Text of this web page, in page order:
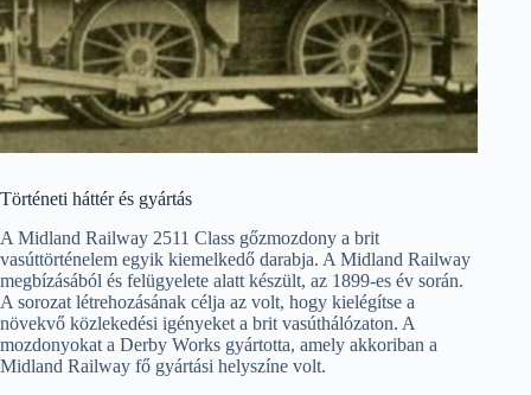
Történeti háttér és gyártás
A Midland Railway 2511 Class gőzmozdony a brit
vasúttörténelem egyik kiemelkedő darabja. A Midland Railway
megbízásából és felügyelete alatt készült, az 1899-es év során.
A sorozat létrehozásának célja az volt, hogy kielégítse a
növekvő közlekedési igényeket a brit vasúthálózaton. A
mozdonyokat a Derby Works gyártotta, amely akkoriban a
Midland Railway fő gyártási helyszíne volt.